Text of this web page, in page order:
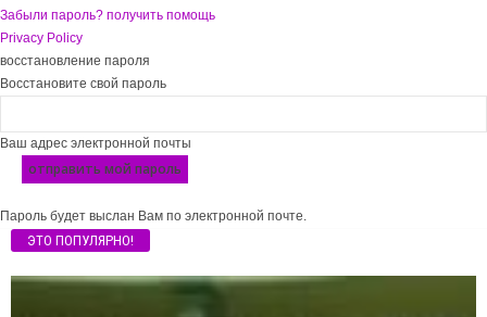
Забыли пароль? получить помощь
Privacy Policy
восстановление пароля
Восстановите свой пароль
Ваш адрес электронной почты
Пароль будет выслан Вам по электронной почте.
ЭТО ПОПУЛЯРНО!